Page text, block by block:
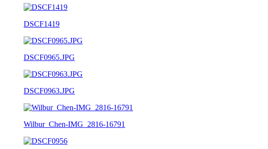
DSCF1419
DSCF0965.JPG
DSCF0963.JPG
Wilbur_Chen-IMG_2816-16791